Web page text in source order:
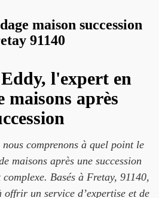
maison succession
91140
l'expert en
maisons après
nous comprenons à quel point le
maisons après une succession
Basés à Fretay, 91140,
offrir un service d’expertise et de